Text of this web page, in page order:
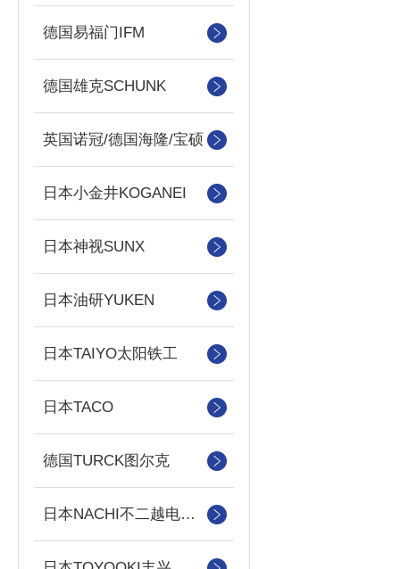
德国易福门IFM
德国雄克SCHUNK
英国诺冠/德国海隆/宝硕
日本小金井KOGANEI
日本神视SUNX
日本油研YUKEN
日本TAIYO太阳铁工
日本TACO
德国TURCK图尔克
日本NACHI不二越电磁阀/泵